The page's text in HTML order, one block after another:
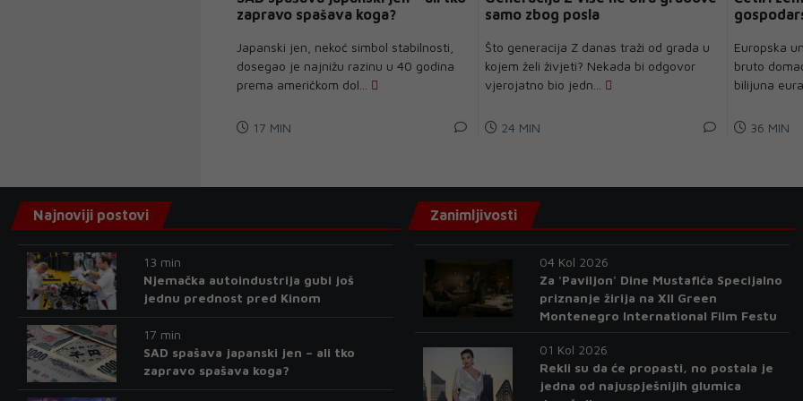
zapravo spašava koga?
Japanski jen, nekoć simbol stabilnosti,
dosegao je najnižu razinu u 40 godina
prema američkom dol...
17 MIN
samo zbog posla
Što generacija Z danas traži od grada u
kojem želi živjeti? Nekada bi odgovor
vjerojatno bio jedn...
24 MIN
Europska
bruto
bilijuna
36 MIN
Najnoviji postovi
13 min
Njemačka autoindustrija gubi još
jednu prednost pred Kinom
17 min
SAD spašava japanski jen – ali tko
zapravo spašava koga?
Zanimljivosti
04 Kol 2026
Za 'Paviljon' Dine Mustafića Specijalno
priznanje žirija na XII Green
Montenegro International Film Festu
01 Kol 2026
Rekli su da će propasti, no postala je
jedna od najuspješnijih glumica